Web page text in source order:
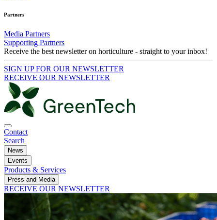
Partners
Media Partners
Supporting Partners
Receive the best newsletter on horticulture - straight to your inbox!
SIGN UP FOR OUR NEWSLETTER
RECEIVE OUR NEWSLETTER
Contact
Search
News
Events
Products & Services
Press and Media
RECEIVE OUR NEWSLETTER